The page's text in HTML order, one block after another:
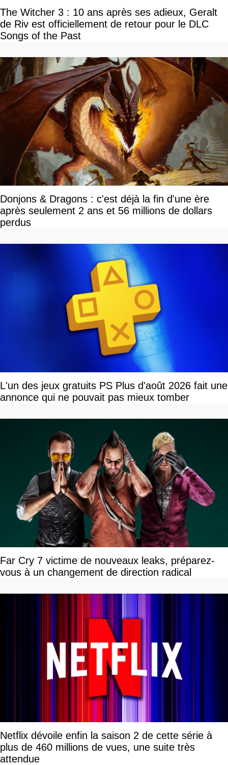
The Witcher 3 : 10 ans après ses adieux, Geralt
de Riv est officiellement de retour pour le DLC
Songs of the Past
Donjons & Dragons : c'est déjà la fin d'une ère
après seulement 2 ans et 56 millions de dollars
perdus
L'un des jeux gratuits PS Plus d'août 2026 fait une
annonce qui ne pouvait pas mieux tomber
Far Cry 7 victime de nouveaux leaks, préparez-
vous à un changement de direction radical
Netflix dévoile enfin la saison 2 de cette série à
plus de 460 millions de vues, une suite très
attendue